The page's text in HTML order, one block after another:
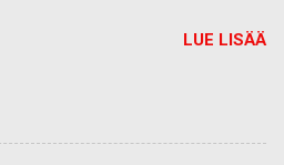
LUE LISÄÄ